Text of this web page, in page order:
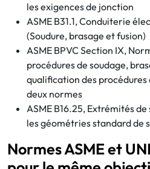
les exigences de jonction
ASME B31.1, Conduiterie
(Soudure, brasage et fusion)
ASME BPVC Section IX,
procédures de soudage,
qualification des procédures
deux normes
ASME B16.25, Extrémités
les géométries standard de
Normes ASME et